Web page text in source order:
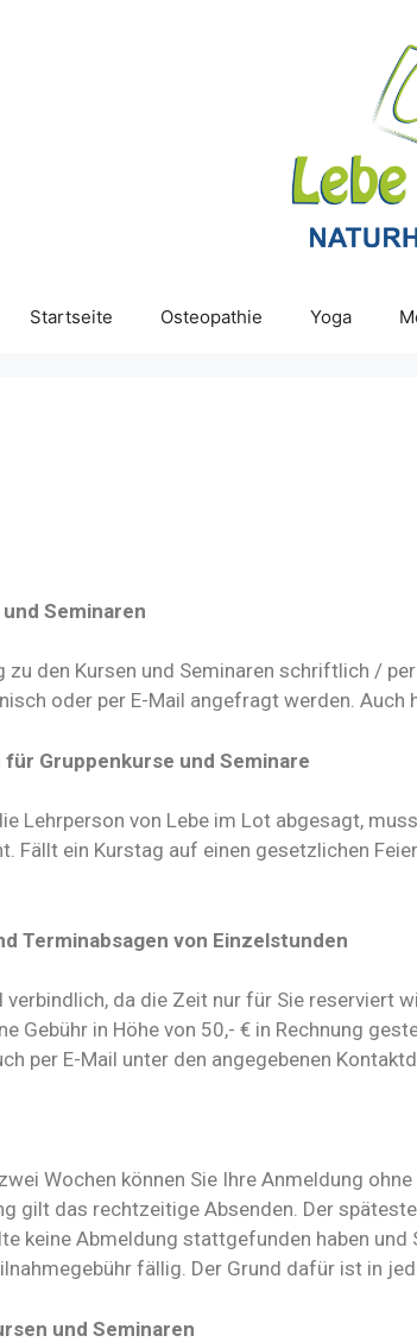
Startseite Osteopathie Yoga
Seminaren
den Kursen und Seminaren schriftlich /
oder per E-Mail angefragt werden. Auch
Gruppenkurse und Seminare
Lehrperson von Lebe im Lot abgesagt,
Fällt ein Kurstag auf einen gesetzlichen
Terminabsagen von Einzelstunden
verbindlich, da die Zeit nur für Sie reserviert
Gebühr in Höhe von 50,- € in Rechnung
per E-Mail unter den angegebenen
Wochen können Sie Ihre Anmeldung
gilt das rechtzeitige Absenden. Der
keine Abmeldung stattgefunden haben
fällig. Der Grund dafür ist in
und Seminaren